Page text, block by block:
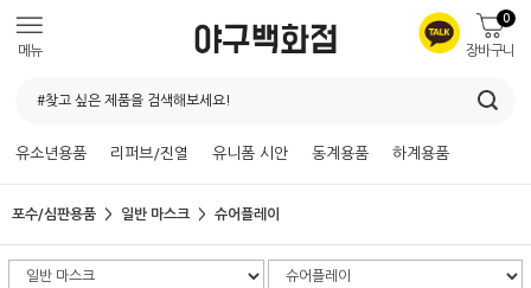
메뉴 장바구니
0
유소년용품 리퍼브/진열 유니폼 시안 동계용품 하계용품
포수/심판용품 일반 마스크 슈어플레이